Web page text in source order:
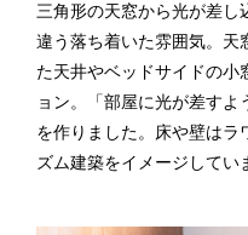
三角形の天窓から光が差し
違う落ち着いた雰囲気。天
た天井やベッドサイドの小
ョン。「部屋に光が差す
を作りました。床や壁はラ
ズム建築をイメージしてい